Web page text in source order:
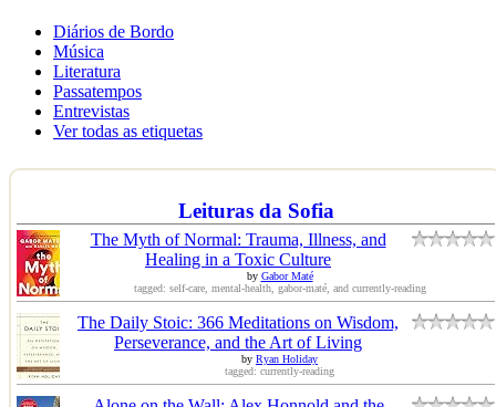
Diários de Bordo
Música
Literatura
Passatempos
Entrevistas
Ver todas as etiquetas
Leituras da Sofia
The Myth of Normal: Trauma, Illness, and
Healing in a Toxic Culture
by Gabor Maté
tagged: self-care, mental-health, gabor-maté, and currently-reading
The Daily Stoic: 366 Meditations on Wisdom,
Perseverance, and the Art of Living
by Ryan Holiday
tagged: currently-reading